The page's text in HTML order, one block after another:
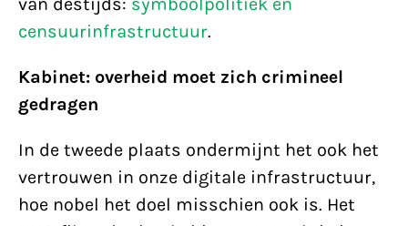
censuurinfrastructuur.
Kabinet: overheid moet zich crimineel
gedragen
In de tweede plaats ondermijnt het ook het
vertrouwen in onze digitale infrastructuur,
hoe nobel het doel misschien ook is. Het